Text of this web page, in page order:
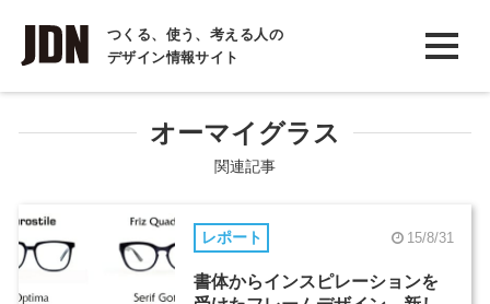
つくる、使う、考える人の
デザイン情報サイト
INTERVIEW
インタビュー
REPORT
コラム
オーマイグラス
関連記事
レポート 15/8/31
書体からインスピレーションを